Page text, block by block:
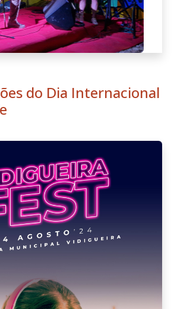
do Dia Internacional